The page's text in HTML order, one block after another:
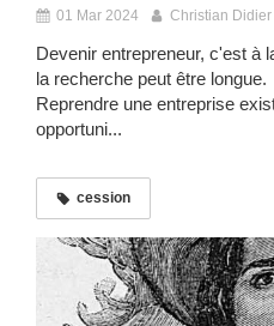
01 Mar 2024 Christian Didier
Devenir entrepreneur, c'est à
la recherche peut être longue.
Reprendre une entreprise
opportuni...
cession